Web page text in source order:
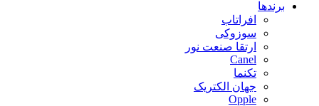
برندها
افراتاب
سوزوکی
ارتقا صنعت نور
Canel
تکنما
جهان الکتریک
Opple